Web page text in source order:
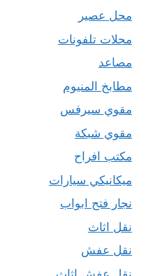
محل عصير
محلات تلفونات
مصاعد
مطابخ المنيوم
مقوي سيرفس
مقوي شبكة
مكتب افراح
ميكانيكي سيارات
نجار فتح ابواب
نقل اثاث
نقل عفش